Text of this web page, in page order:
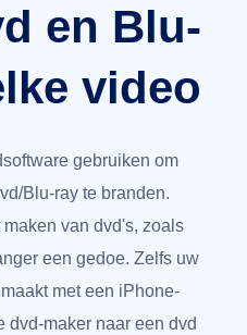
en Blu-
video
gebruiken om
Blu-ray te branden.
van dvd's, zoals
een gedoe. Zelfs uw
met een iPhone-
dvd-maker naar een dvd